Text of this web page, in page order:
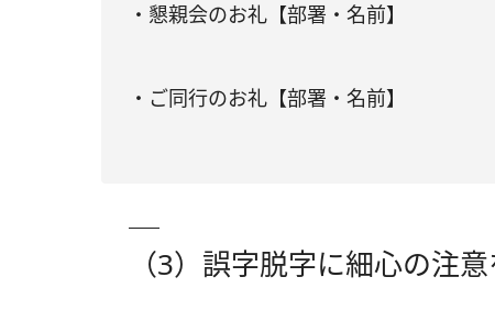
・懇親会のお礼【部署・名前】
・ご同行のお礼【部署・名前】
（3）誤字脱字に細心の注